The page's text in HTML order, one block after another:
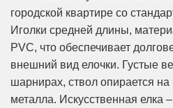
городской квартире со
Иголки средней длины,
PVC, что обеспечивает
внешний вид елочки. Густые
шарнирах, ствол опирается
металла. Искусственная елка